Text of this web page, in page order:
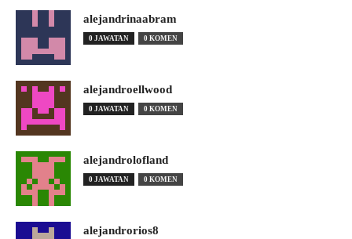
alejandrinaabram
0 JAWATAN 0 KOMEN
alejandroellwood
0 JAWATAN 0 KOMEN
alejandrolofland
0 JAWATAN 0 KOMEN
alejandrorios8